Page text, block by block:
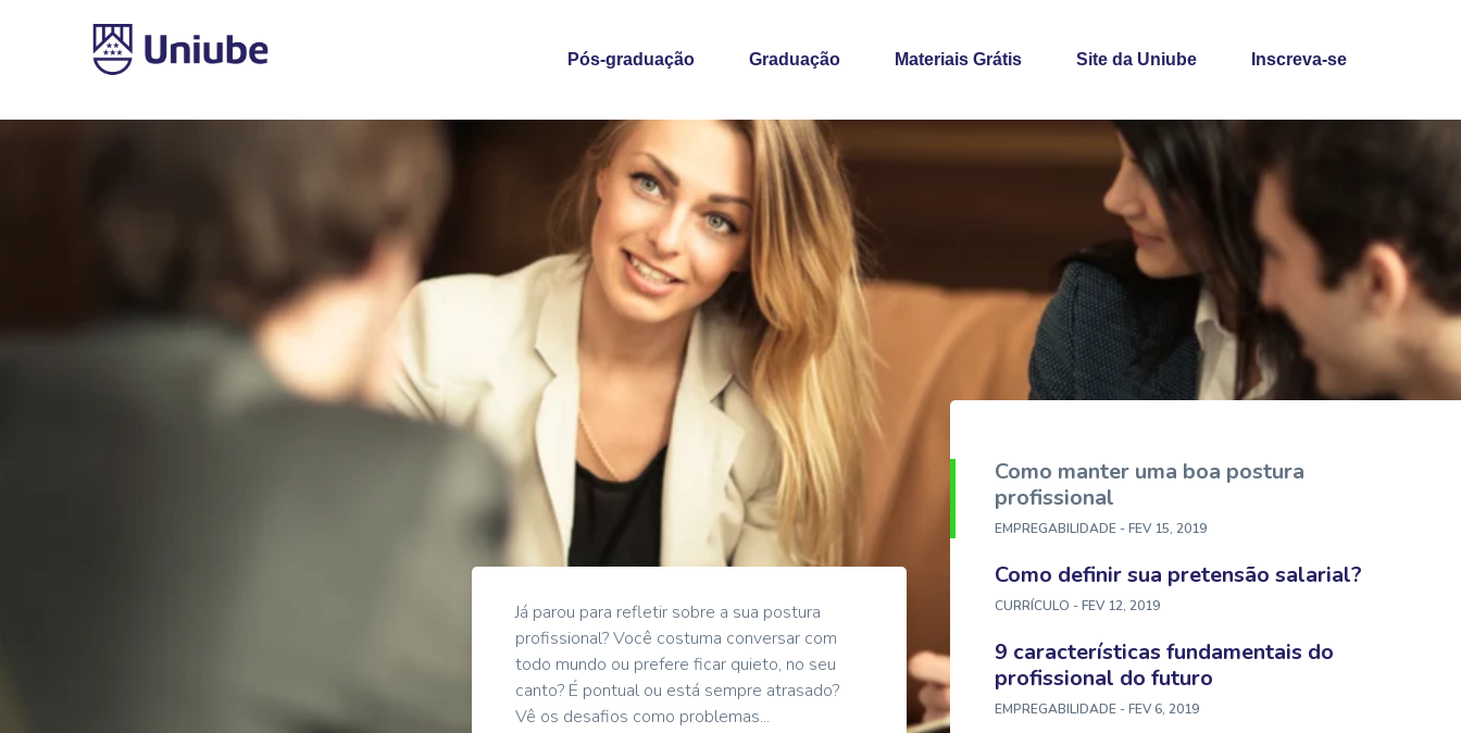
Pós-graduação Graduação Materiais Grátis Site da Uniube Inscreva-se
Já parou para refletir sobre a sua postura
profissional? Você costuma conversar com
todo mundo ou prefere ficar quieto, no seu
canto? É pontual ou está sempre atrasado?
Vê os desafios como problemas...
Como manter uma boa postura
profissional
EMPREGABILIDADE - FEV 15, 2019
Como definir sua pretensão salarial?
CURRÍCULO - FEV 12, 2019
9 características fundamentais do
profissional do futuro
EMPREGABILIDADE - FEV 6, 2019